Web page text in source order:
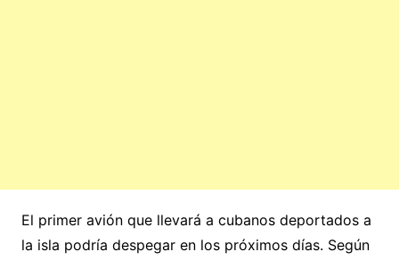
El primer avión que llevará a cubanos deportados a
la isla podría despegar en los próximos días. Según